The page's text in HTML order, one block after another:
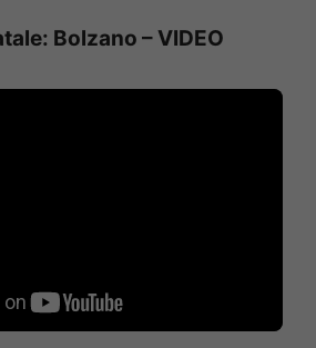
Bolzano – VIDEO